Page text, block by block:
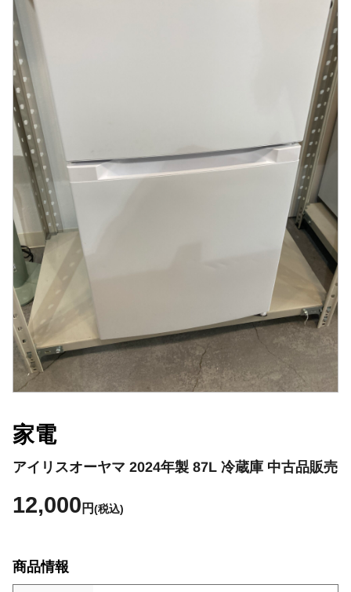
家電
アイリスオーヤマ 2024年製 87L 冷蔵庫 中古品販売
12,000 円(税込)
商品情報